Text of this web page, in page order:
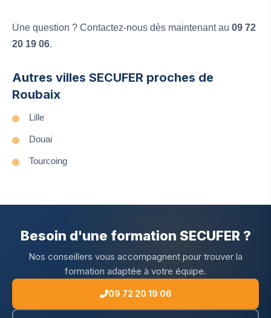
Une question ? Contactez-nous dès maintenant au 09 72
20 19 06.
Autres villes SECUFER proches de
Roubaix
Lille
Douai
Tourcoing
Besoin d'une formation SECUFER ?
Nos conseillers vous accompagnent pour trouver la
formation adaptée à votre équipe.
09 72 20 19 06